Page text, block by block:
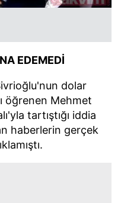
EDEMEDİ
dolar
öğrenen Mehmet
tartıştığı iddia
haberlerin gerçek